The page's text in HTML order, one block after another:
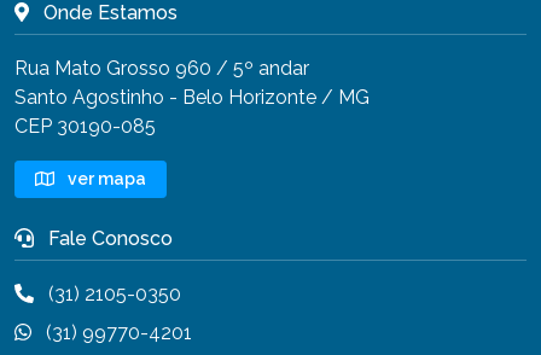
Onde Estamos
Rua Mato Grosso 960 / 5º andar
Santo Agostinho - Belo Horizonte / MG
CEP 30190-085
ver mapa
Fale Conosco
(31) 2105-0350
(31) 99770-4201